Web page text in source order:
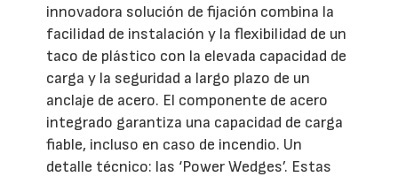
innovadora solución de fijación combina la
facilidad de instalación y la flexibilidad de un
taco de plástico con la elevada capacidad de
carga y la seguridad a largo plazo de un
anclaje de acero. El componente de acero
integrado garantiza una capacidad de carga
fiable, incluso en caso de incendio. Un
detalle técnico: las ‘Power Wedges’. Estas